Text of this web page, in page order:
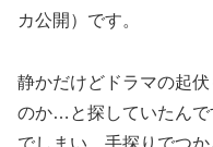
カ公開）です。
静かだけどドラマの起
のか…と探していたんで
でしまい、手探りでつ